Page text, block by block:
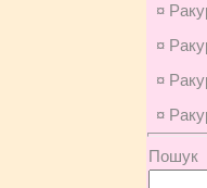
¤
¤
¤
¤
Пошук